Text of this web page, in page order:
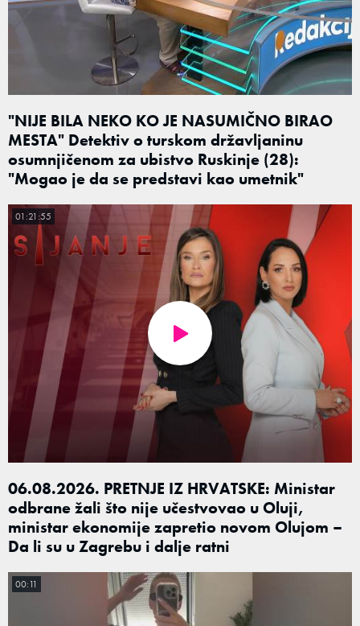
"NIJE BILA NEKO KO JE NASUMIČNO BIRAO
MESTA" Detektiv o turskom državljaninu
osumnjičenom za ubistvo Ruskinje (28):
"Mogao je da se predstavi kao umetnik"
06.08.2026. PRETNJE IZ HRVATSKE: Ministar
odbrane žali što nije učestvovao u Oluji,
ministar ekonomije zapretio novom Olujom –
Da li su u Zagrebu i dalje ratni
01:21:55
00:11